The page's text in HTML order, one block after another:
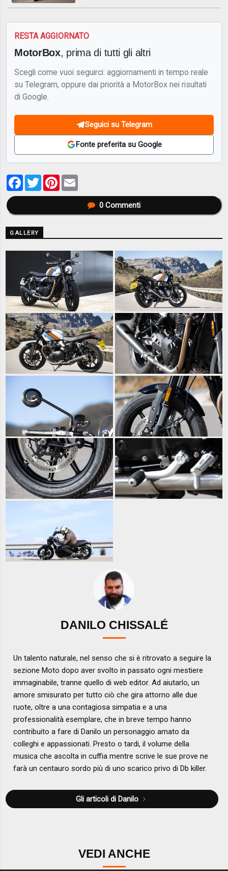
RESTA AGGIORNATO
MotorBox, prima di tutti gli altri
Scegli come vuoi seguirci: aggiornamenti in tempo reale
su Telegram, oppure dai priorità a MotorBox nei risultati
di Google.
Seguici su Telegram
Fonte preferita su Google
Facebook
TwitterPinterest
0Commenti
GALLERY
DANILO CHISSALÉ
Un talento naturale, nel senso che si è ritrovato a seguire la
sezione Moto dopo aver svolto in passato ogni mestiere
immaginabile, tranne quello di web editor. Ad aiutarlo, un
amore smisurato per tutto ciò che gira attorno alle due
ruote, oltre a una contagiosa simpatia e a una
professionalità esemplare, che in breve tempo hanno
contribuito a fare di Danilo un personaggio amato da
colleghi e appassionati. Presto o tardi, il volume della
musica che ascolta in cuffia mentre scrive le sue prove ne
farà un centauro sordo più di uno scarico privo di Db killer.
Gli articoli di Danilo
VEDI ANCHE